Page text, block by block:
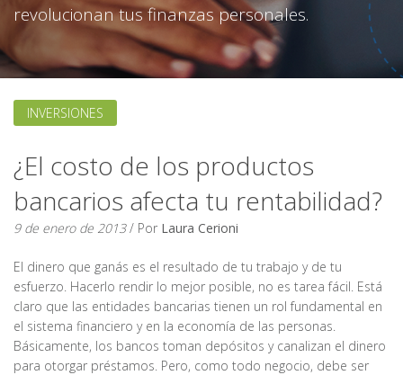
revolucionan tus finanzas personales.
INVERSIONES
¿El costo de los productos
bancarios afecta tu rentabilidad?
9 de enero de 2013/ Por Laura Cerioni
El dinero que ganás es el resultado de tu trabajo y de tu
esfuerzo. Hacerlo rendir lo mejor posible, no es tarea fácil. Está
claro que las entidades bancarias tienen un rol fundamental en
el sistema financiero y en la economía de las personas.
Básicamente, los bancos toman depósitos y canalizan el dinero
para otorgar préstamos. Pero, como todo negocio, debe ser